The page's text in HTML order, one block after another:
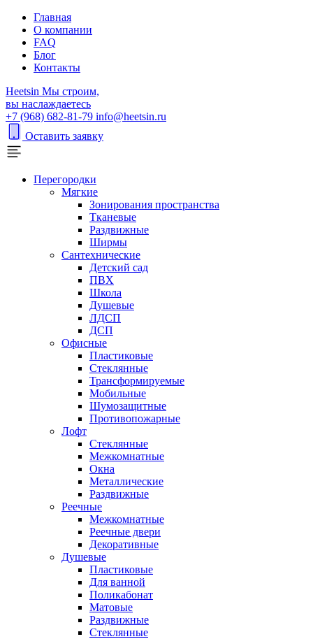
Главная
О компании
FAQ
Блог
Контакты
Heetsin Мы строим,
вы наслаждаетесь
+7 (968) 682-81-79 info@heetsin.ru
Оставить заявку
Перегородки
Мягкие
Зонирования пространства
Тканевые
Раздвижные
Ширмы
Сантехнические
Детский сад
ПВХ
Школа
Душевые
ЛДСП
ДСП
Офисные
Пластиковые
Стеклянные
Трансформируемые
Мобильные
Шумозащитные
Противопожарные
Лофт
Стеклянные
Межкомнатные
Окна
Металлические
Раздвижные
Реечные
Межкомнатные
Реечные двери
Декоративные
Душевые
Пластиковые
Для ванной
Поликабонат
Матовые
Раздвижные
Стеклянные